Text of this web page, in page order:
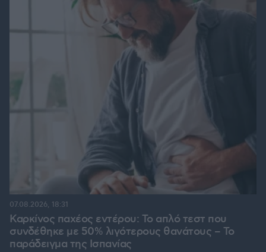
Καρκίνος παχέος εντέρου: Το απλό τεστ που
συνδέθηκε με 50% λιγότερους θανάτους – Το
παράδειγμα της Ισπανίας
07.08.2026, 18:31